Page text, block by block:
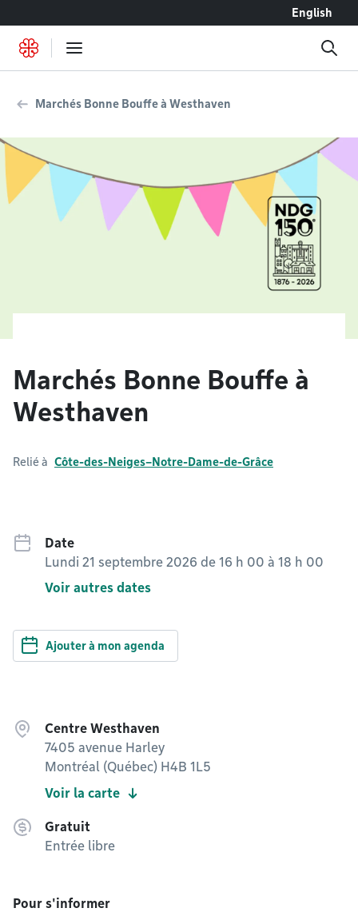
English
Marchés Bonne Bouffe à Westhaven
Marchés Bonne Bouffe à
Westhaven
Relié à Côte-des-Neiges–Notre-Dame-de-Grâce
Date
Lundi 21 septembre 2026 de 16 h 00 à 18 h 00
Voir autres dates
Ajouter à mon agenda
Centre Westhaven
7405 avenue Harley
Montréal (Québec) H4B 1L5
Voir la carte
Gratuit
Entrée libre
Pour s'informer